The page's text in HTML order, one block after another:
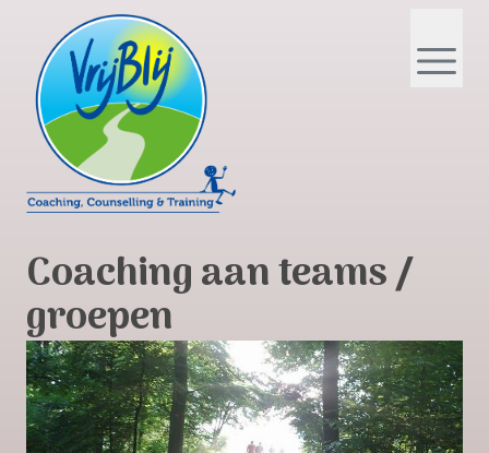
Coaching aan teams /
groepen